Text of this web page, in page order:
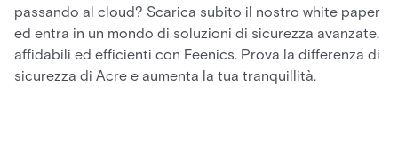
passando al cloud? Scarica subito il nostro white paper
ed entra in un mondo di soluzioni di sicurezza avanzate,
affidabili ed efficienti con Feenics. Prova la differenza di
sicurezza di Acre e aumenta la tua tranquillità.